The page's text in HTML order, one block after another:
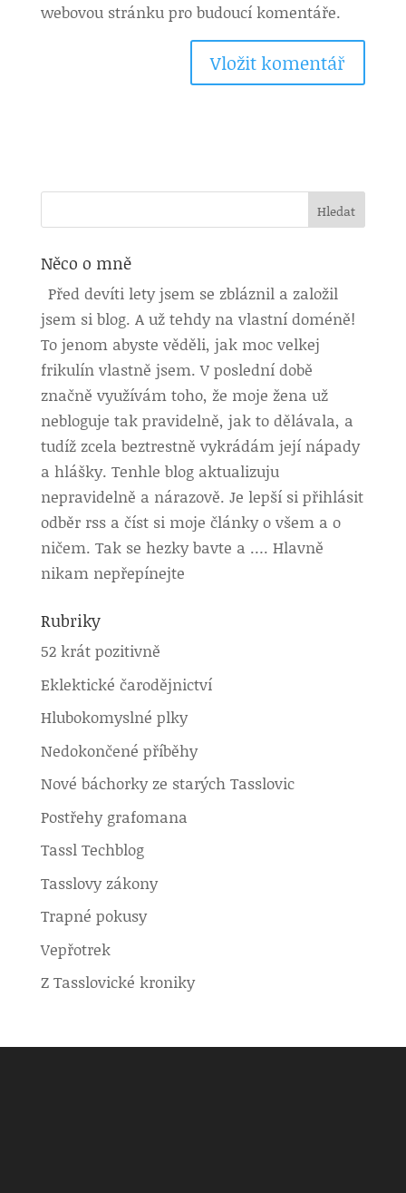
webovou stránku pro budoucí komentáře.
Něco o mně
Před devíti lety jsem se zbláznil a založil
jsem si blog. A už tehdy na vlastní doméně!
To jenom abyste věděli, jak moc velkej
frikulín vlastně jsem. V poslední době
značně využívám toho, že moje žena už
nebloguje tak pravidelně, jak to dělávala, a
tudíž zcela beztrestně vykrádám její nápady
a hlášky. Tenhle blog aktualizuju
nepravidelně a nárazově. Je lepší si přihlásit
odběr rss a číst si moje články o všem a o
ničem. Tak se hezky bavte a …. Hlavně
nikam nepřepínejte
Rubriky
52 krát pozitivně
Eklektické čarodějnictví
Hlubokomyslné plky
Nedokončené příběhy
Nové báchorky ze starých Tasslovic
Postřehy grafomana
Tassl Techblog
Tasslovy zákony
Trapné pokusy
Vepřotrek
Z Tasslovické kroniky